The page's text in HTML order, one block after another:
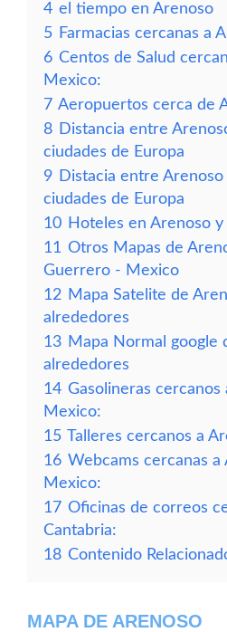
4 el tiempo en Arenoso
5 Farmacias cercanas a
6 Centos de Salud
Mexico:
7 Aeropuertos cerca de
8 Distancia entre
ciudades de Europa
9 Distacia entre
ciudades de Europa
10 Hoteles en Arenoso
11 Otros Mapas de
Guerrero - Mexico
12 Mapa Satelite de
alrededores
13 Mapa Normal google
alrededores
14 Gasolineras cercanos
Mexico:
15 Talleres cercanos a
16 Webcams cercanas a
Mexico:
17 Oficinas de correos
Cantabria:
18 Contenido
MAPA DE ARENOSO